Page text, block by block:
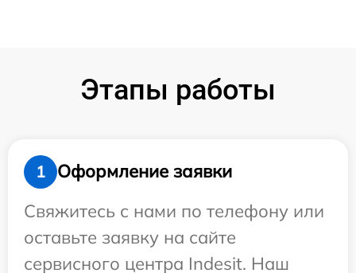
Этапы работы
1
Оформление заявки
Свяжитесь с нами по телефону или
оставьте заявку на сайте
сервисного центра Indesit. Наш